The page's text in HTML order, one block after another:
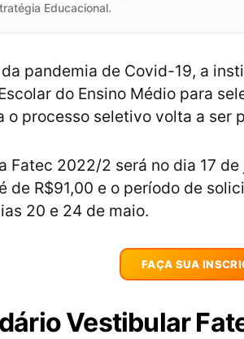
Educacional.
pandemia de Covid-19, a
do Ensino Médio para
o processo seletivo volta a ser
Fatec 2022/2 será no dia 17
de R$91,00 e o período de
20 e 24 de maio.
FAÇA SUA
Vestibular